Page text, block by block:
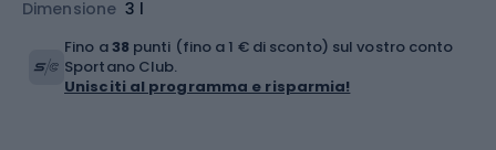
Dimensione 3 l
Fino a38 punti (fino a 1 € di sconto) sul vostro conto
Sportano Club.
Unisciti al programma e risparmia!